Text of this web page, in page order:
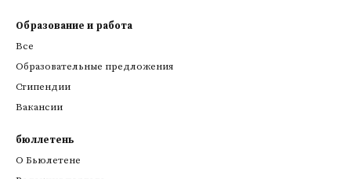
Образование и работа
Все
Образовательные предложения
Стипендии
Вакансии
бюллетень
О Бьюлетене